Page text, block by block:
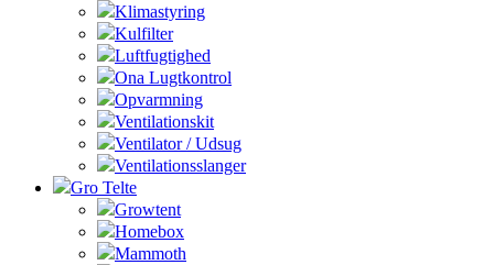
Klimastyring
Kulfilter
Luftfugtighed
Ona Lugtkontrol
Opvarmning
Ventilationskit
Ventilator / Udsug
Ventilationsslanger
Gro Telte
Growtent
Homebox
Mammoth